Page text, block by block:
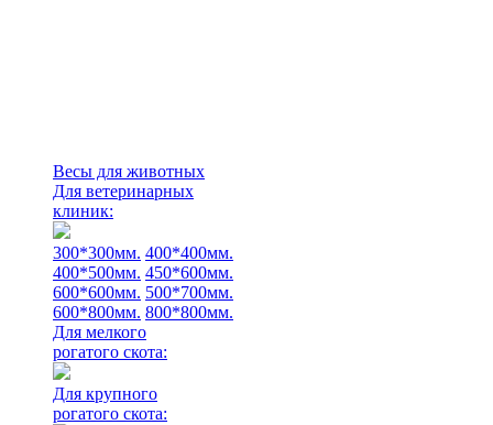
Весы для животных
Для ветеринарных
клиник:
300*300мм. 400*400мм.
400*500мм. 450*600мм.
600*600мм. 500*700мм.
600*800мм. 800*800мм.
Для мелкого
рогатого скота:
Для крупного
рогатого скота: